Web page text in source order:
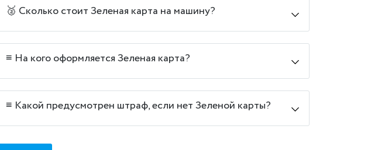
🥈 Сколько стоит Зеленая карта на машину?
≡ На кого оформляется Зеленая карта?
≡ Какой предусмотрен штраф, если нет Зеленой карты?